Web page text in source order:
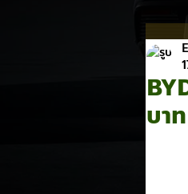
บาท